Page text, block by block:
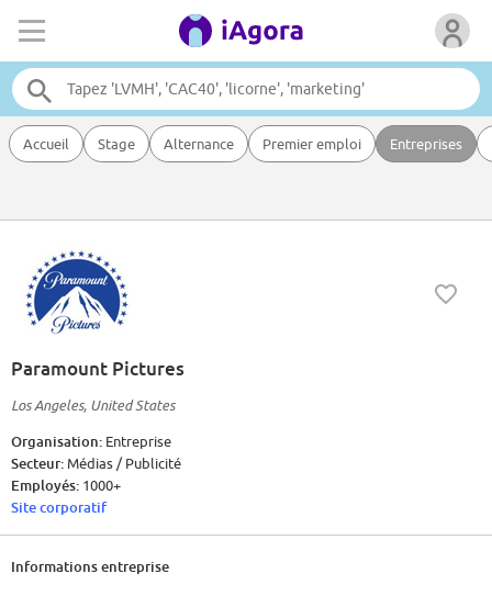
Accueil Stage Alternance Premier emploi Entreprises
Paramount Pictures
Los Angeles, United States
Organisation: Entreprise
Secteur: Médias / Publicité
Employés: 1000+
Site corporatif
Informations entreprise